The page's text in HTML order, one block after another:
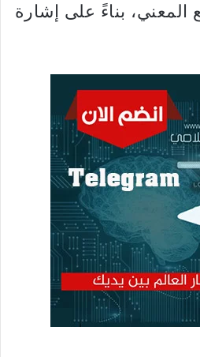
بناءً على إشارة